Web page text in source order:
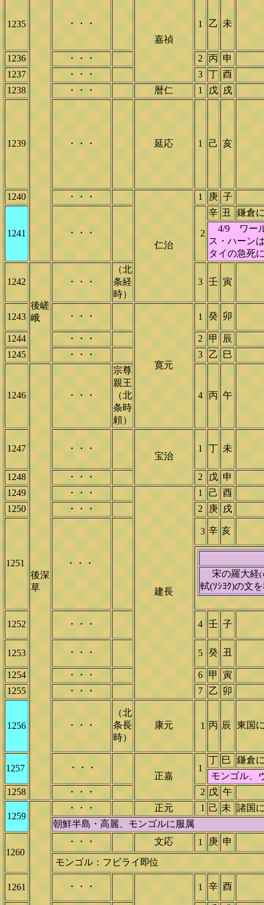
1235
・・・
嘉禎
1 乙 未
1236 ・・・ 2 丙 申
1237
・・・ 3 丁 酉
1238
・・・ 暦仁 1 戊 戌
1239 ・・・ 延応 1 己 亥
1240 ・・・
仁治
1 庚 子
1241 ・・・ 2
辛 丑
鎌倉
4/9 ワール
ス・ハーン
タイの急死
1242
後嵯
峨
・・・
（北
条経
時）
3 壬 寅
1243 ・・・
寛元
1 癸 卯
1244 ・・・ 2 甲
辰
1245
・・・ 3 乙 巳
1246
後深
草
・・・
宗尊
親王
（北
条時
頼）
4 丙 午
1247 ・・・
宝治
1 丁 未
1248 ・・・ 2 戊 申
1249
・・・
建長
1 己 酉
1250
・・・ 2 庚 戌
1251 ・・・
3 辛 亥
宋の羅大経(
軾(ｿｼﾖｸ)の文
1252 ・・・ 4 壬 子
1253 ・・・ 5 癸 丑
1254 ・・・ 6 甲
寅
1255
・・・ 7 乙 卯
1256 ・・・
（北
条長
時）
康元 1 丙 辰 東国
1257
・・・
正嘉
1
丁 巳
鎌倉
モンゴル、
1258
・・・ 2 戊 午
1259
・・・ 正元 1 己 未
諸国
朝鮮半島・高麗、モンゴルに服属
1260
・・・ 文応 1 庚 申
モンゴル：フビライ即位
1261 ・・・ 1 辛 酉